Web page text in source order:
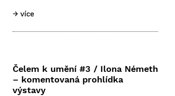
→ více
Čelem k umění #3 / Ilona Németh
– komentovaná prohlídka
výstavy